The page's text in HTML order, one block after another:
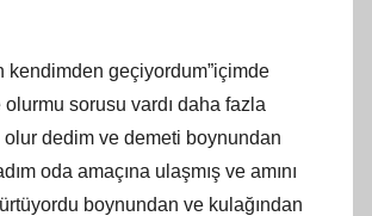
kendimden geçiyordum”içimde
sorusu vardı daha fazla
olur dedim ve demeti boynundan
oda amaçına ulaşmış ve amını
boynundan ve kulağından